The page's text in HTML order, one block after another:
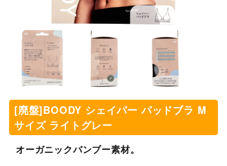
[廃盤]BOODY シェイパー パッドブラ M
サイズ ライトグレー
オーガニックバンブー素材。